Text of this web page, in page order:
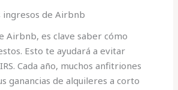
ingresos de Airbnb
Airbnb, es clave saber cómo
Esto te ayudará a evitar
Cada año, muchos anfitriones
ganancias de alquileres a corto